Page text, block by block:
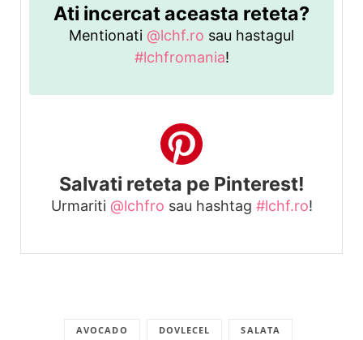
Ati incercat aceasta reteta?
Mentionati @lchf.ro sau hastagul
#lchfromania!
Salvati reteta pe Pinterest!
Urmariti @lchfro sau hashtag #lchf.ro!
AVOCADO DOVLECEL SALATA